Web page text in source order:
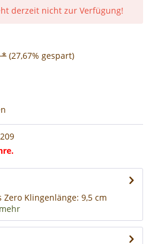
derzeit nicht zur Verfügung!
* (27,67% gespart)
Klingenlänge: 9,5 cm
mehr